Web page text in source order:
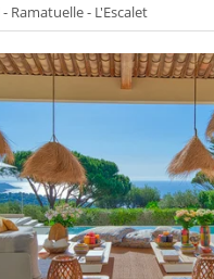
Ramatuelle - L'Escalet